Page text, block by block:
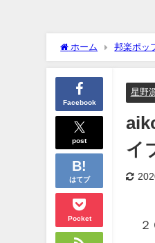
ホーム 邦楽ポッ
Facebook
post
はてブ
Pocket
星野
イ